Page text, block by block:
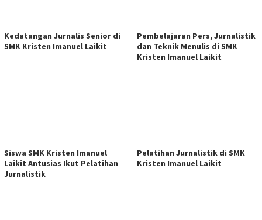
Kedatangan Jurnalis Senior di
SMK Kristen Imanuel Laikit
Pembelajaran Pers, Jurnalistik
dan Teknik Menulis di SMK
Kristen Imanuel Laikit
Siswa SMK Kristen Imanuel
Laikit Antusias Ikut Pelatihan
Jurnalistik
Pelatihan Jurnalistik di SMK
Kristen Imanuel Laikit